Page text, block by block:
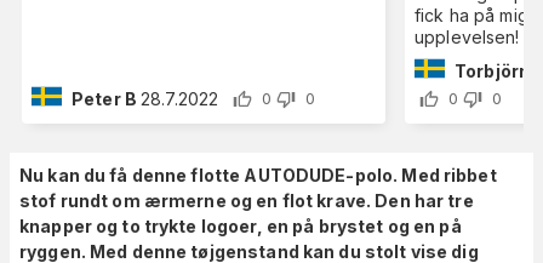
Peter B 28.7.2022 0 0
fick ha på mig
upplevelsen!
Torbjörn
0 0
Nu kan du få denne flotte AUTODUDE-polo. Med ribbet
stof rundt om ærmerne og en flot krave. Den har tre
knapper og to trykte logoer, en på brystet og en på
ryggen. Med denne tøjgenstand kan du stolt vise dig